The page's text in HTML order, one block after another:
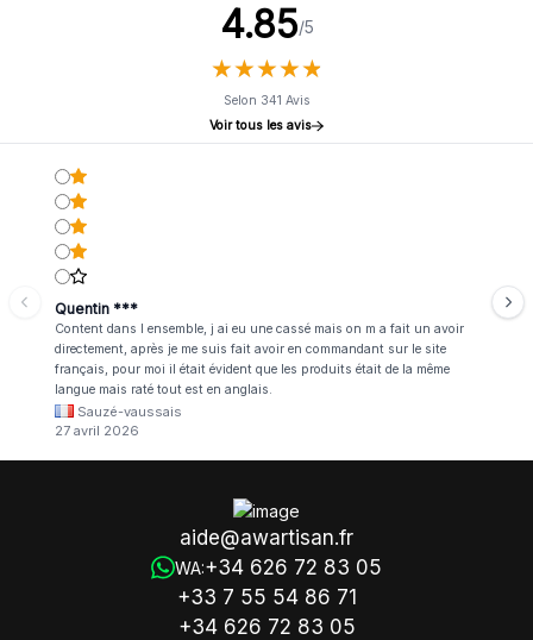
4.85/5
★★★★★
★★★★★
Selon 341 Avis
Voir tous les avis
Quentin ***
Content dans l ensemble, j ai eu une cassé mais on m a fait un avoir
directement, après je me suis fait avoir en commandant sur le site
français, pour moi il était évident que les produits était de la même
langue mais raté tout est en anglais.
Sauzé-vaussais
27 avril 2026
aide@awartisan.fr
WA:+34 626 72 83 05
+33 7 55 54 86 71
+34 626 72 83 05